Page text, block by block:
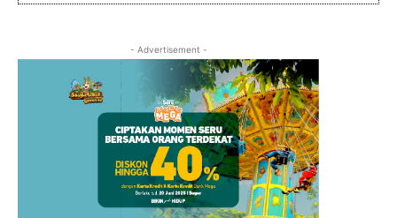
- Advertisement -